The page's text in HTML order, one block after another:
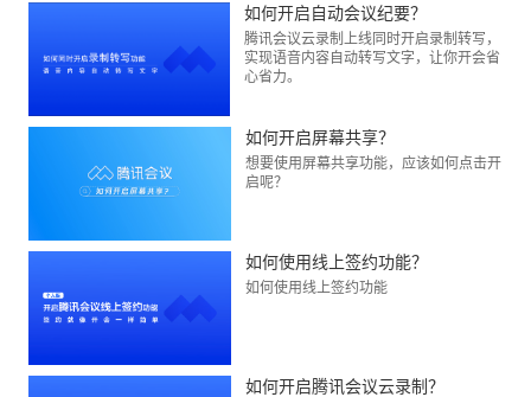
如何开启自动会议纪要？
腾讯会议云录制上线同时开启录制转写，
实现语音内容自动转写文字，让你开会省
心省力。
如何开启屏幕共享？
想要使用屏幕共享功能，应该如何点击开
启呢？
如何使用线上签约功能？
如何使用线上签约功能
如何开启腾讯会议云录制？